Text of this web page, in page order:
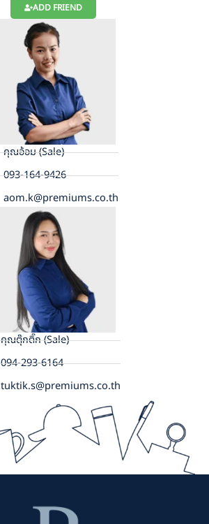
ADD FRIEND
คุณอ้อม (Sale)
093-164-9426
aom.k@premiums.co.th
คุณตุ๊กติ๊ก (Sale)
094-293-6164
tuktik.s@premiums.co.th